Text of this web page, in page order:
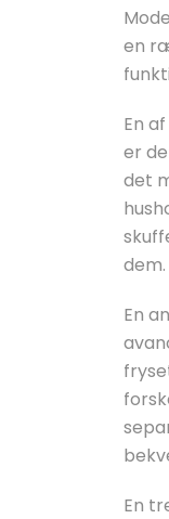
en
En
er
det
dem.
En
En